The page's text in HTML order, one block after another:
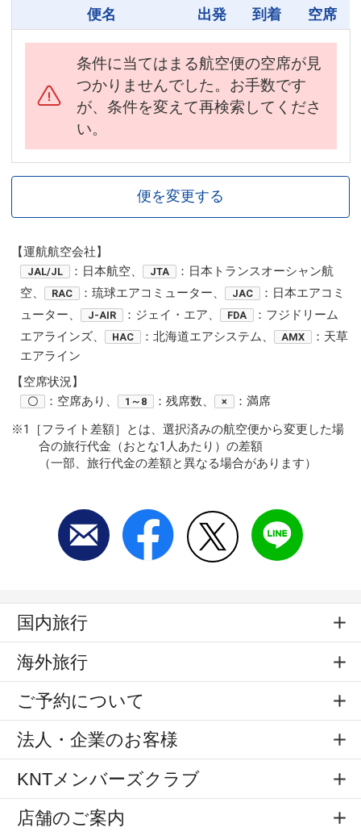
便名 出発 到着 空席
条件に当てはまる航空便の空席が見
つかりませんでした。お手数です
が、条件を変えて再検索してくださ
い。
便を変更する
【運航航空会社】
JAL/JL ：日本航空、 JTA
：日本トランスオーシャン航
空、
RAC ：琉球エアコミューター、 JAC
：日本エアコミ
ューター、
J-AIR ：ジェイ・エア、 FDA
：フジドリーム
エアラインズ、
HAC ：北海道エアシステム、 AMX
：天草
エアライン
【空席状況】
〇 ：空席あり、 1～8 ：残席数、 ×
：満席
※1［フライト差額］とは、選択済みの航空便から変更した場
合の旅行代金（おとな1人あたり）の差額
（一部、旅行代金の差額と異なる場合があります）
国内旅行
海外旅行
ご予約について
法人・企業のお客様
KNTメンバーズクラブ
店舗のご案内